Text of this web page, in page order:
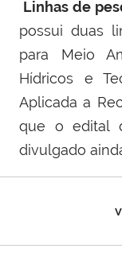
Linhas de
possui duas
para Meio
Hídricos e
Aplicada a
que o edital
divulgado